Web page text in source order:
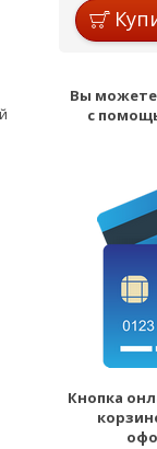
Вы можете
с
Кнопка